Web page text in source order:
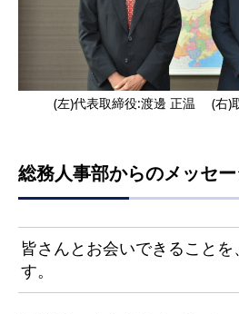
(左)代表取締役:渡邊 正温 (右)
総務人事部からのメッセ
皆さんとお会いできること
す。